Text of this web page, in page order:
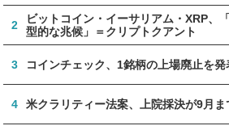
2
ビットコイン・イーサリアム・XRP、
型的な兆候」＝クリプトクアント
3 コインチェック、1銘柄の上場廃止を発
4 米クラリティー法案、上院採決が9月